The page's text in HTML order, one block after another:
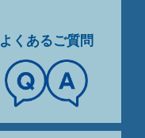
よくあるご質問